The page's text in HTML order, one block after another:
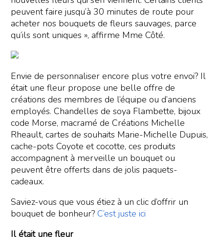
peuvent faire jusqu’à 30 minutes de route pour
acheter nos bouquets de fleurs sauvages, parce
qu’ils sont uniques », affirme Mme Côté.
Envie de personnaliser encore plus votre envoi? Il
était une fleur propose une belle offre de
créations des membres de l’équipe ou d’anciens
employés. Chandelles de soya Flambette, bijoux
code Morse, macramé de Créations Michelle
Rheault, cartes de souhaits Marie-Michelle Dupuis,
cache-pots Coyote et cocotte, ces produits
accompagnent à merveille un bouquet ou
peuvent être offerts dans de jolis paquets-
cadeaux.
Saviez-vous que vous étiez à un clic d’offrir un
bouquet de bonheur?C’est juste ici
Il était une fleur